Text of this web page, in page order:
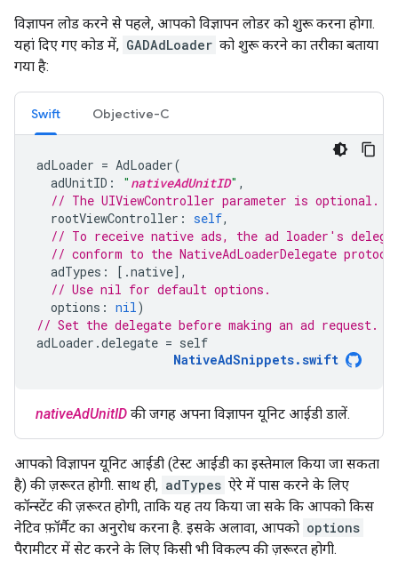
विज्ञापन लोड करने से पहले, आपको विज्ञापन लोडर को शुरू करना होगा.
यहां दिए गए कोड में, GADAdLoader को शुरू करने का तरीका बताया
गया है:
Swift Objective-C
adLoader = AdLoader(
adUnitID : " nativeAdUnitID" ,
// The UIViewController parameter is optional.
rootViewController : self,
// To receive native ads, the ad loader's
// conform to the NativeAdLoaderDelegate
adTypes : [.native],
// Use nil for default options.
options : nil)
// Set the delegate before making an ad request.
adLoader .delegate = self
NativeAdSnippets.swift
nativeAdUnitID की जगह अपना विज्ञापन यूनिट आईडी डालें.
आपको विज्ञापन यूनिट आईडी (टेस्ट आईडी का इस्तेमाल किया जा सकता
है) की ज़रूरत होगी. साथ ही, adTypes ऐरे में पास करने के लिए
कॉन्स्टेंट की ज़रूरत होगी, ताकि यह तय किया जा सके कि आपको किस
नेटिव फ़ॉर्मैट का अनुरोध करना है. इसके अलावा, आपको options
पैरामीटर में सेट करने के लिए किसी भी विकल्प की ज़रूरत होगी.